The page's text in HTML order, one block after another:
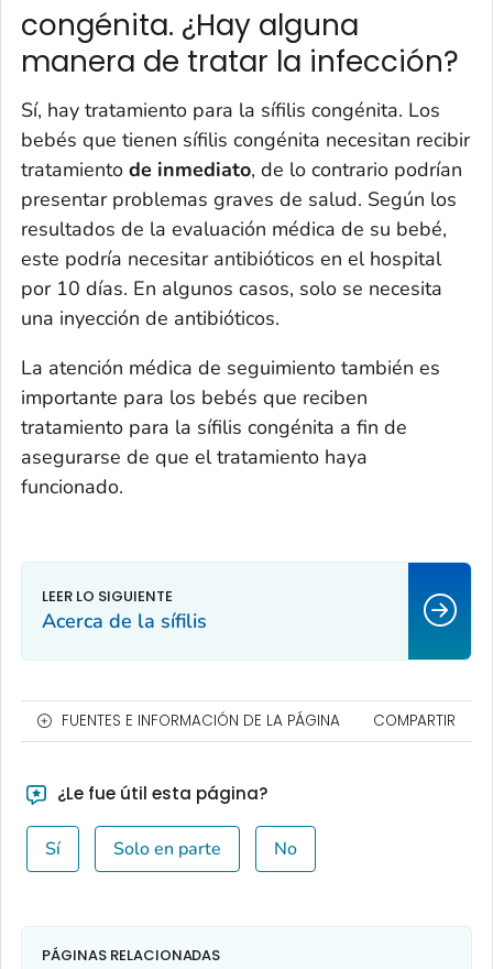
congénita. ¿Hay alguna
manera de tratar la infección?
Sí, hay tratamiento para la sífilis congénita. Los
bebés que tienen sífilis congénita necesitan recibir
tratamiento de inmediato, de lo contrario podrían
presentar problemas graves de salud. Según los
resultados de la evaluación médica de su bebé,
este podría necesitar antibióticos en el hospital
por 10 días. En algunos casos, solo se necesita
una inyección de antibióticos.
La atención médica de seguimiento también es
importante para los bebés que reciben
tratamiento para la sífilis congénita a fin de
asegurarse de que el tratamiento haya
funcionado.
Acerca de la sífilis
FUENTES E INFORMACIÓN DE LA PÁGINA COMPARTIR
¿Le fue útil esta página?
Sí Solo en parte No
PÁGINAS RELACIONADAS